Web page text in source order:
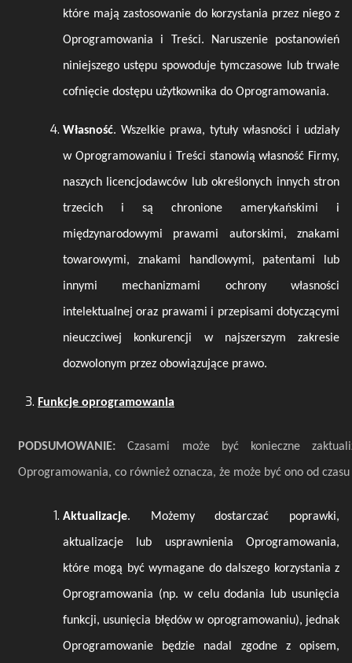
które mają zastosowanie do korzystania przez niego z
Oprogramowania i Treści. Naruszenie postanowień
niniejszego ustępu spowoduje tymczasowe lub trwałe
cofnięcie dostępu użytkownika do Oprogramowania.
Własność. Wszelkie prawa, tytuły własności i udziały
w Oprogramowaniu i Treści stanowią własność Firmy,
naszych licencjodawców lub określonych innych stron
trzecich i są chronione amerykańskimi i
międzynarodowymi prawami autorskimi, znakami
towarowymi, znakami handlowymi, patentami lub
innymi mechanizmami ochrony własności
intelektualnej oraz prawami i przepisami dotyczącymi
nieuczciwej konkurencji w najszerszym zakresie
dozwolonym przez obowiązujące prawo.
Funkcje oprogramowania
PODSUMOWANIE:Czasami może być konieczne
Oprogramowania, co również oznacza, że może być ono od
Aktualizacje. Możemy dostarczać poprawki,
aktualizacje lub usprawnienia Oprogramowania,
które mogą być wymagane do dalszego korzystania z
Oprogramowania (np. w celu dodania lub usunięcia
funkcji, usunięcia błędów w oprogramowaniu), jednak
Oprogramowanie będzie nadal zgodne z opisem,